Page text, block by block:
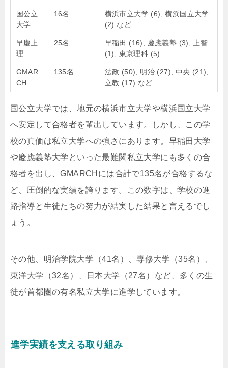
国公立
大学
16名
横浜市立大学 (6), 横浜国立大学
(2) など
早慶上
理
25名
早稲田 (16), 慶應義塾 (3), 上智
(1), 東京理科 (5)
GMAR
CH
135名
法政 (50), 明治 (27), 中央 (21),
立教 (17) など
国公立大学では、地元の横浜市立大学や横浜国立大学
へ安定して合格者を輩出しています。しかし、この学
校の真価は私立大学への強さにあります。早稲田大学
や慶應義塾大学といった最難関私立大学にも多くの合
格者を出し、GMARCHには合計で135名が合格するな
ど、圧倒的な実績を誇ります。この数字は、学校の進
路指導と生徒たちの努力が結実した結果と言えるでし
ょう。
その他、明治学院大学（41名）、専修大学（35名）、
東洋大学（32名）、日本大学（27名）など、多くの生
徒が首都圏の有名私立大学に進学しています。
進学実績を支える取り組み